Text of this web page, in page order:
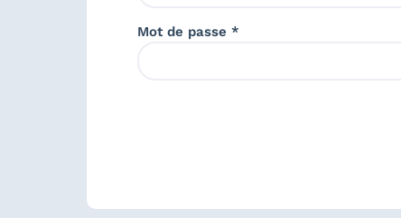
Mot de passe *